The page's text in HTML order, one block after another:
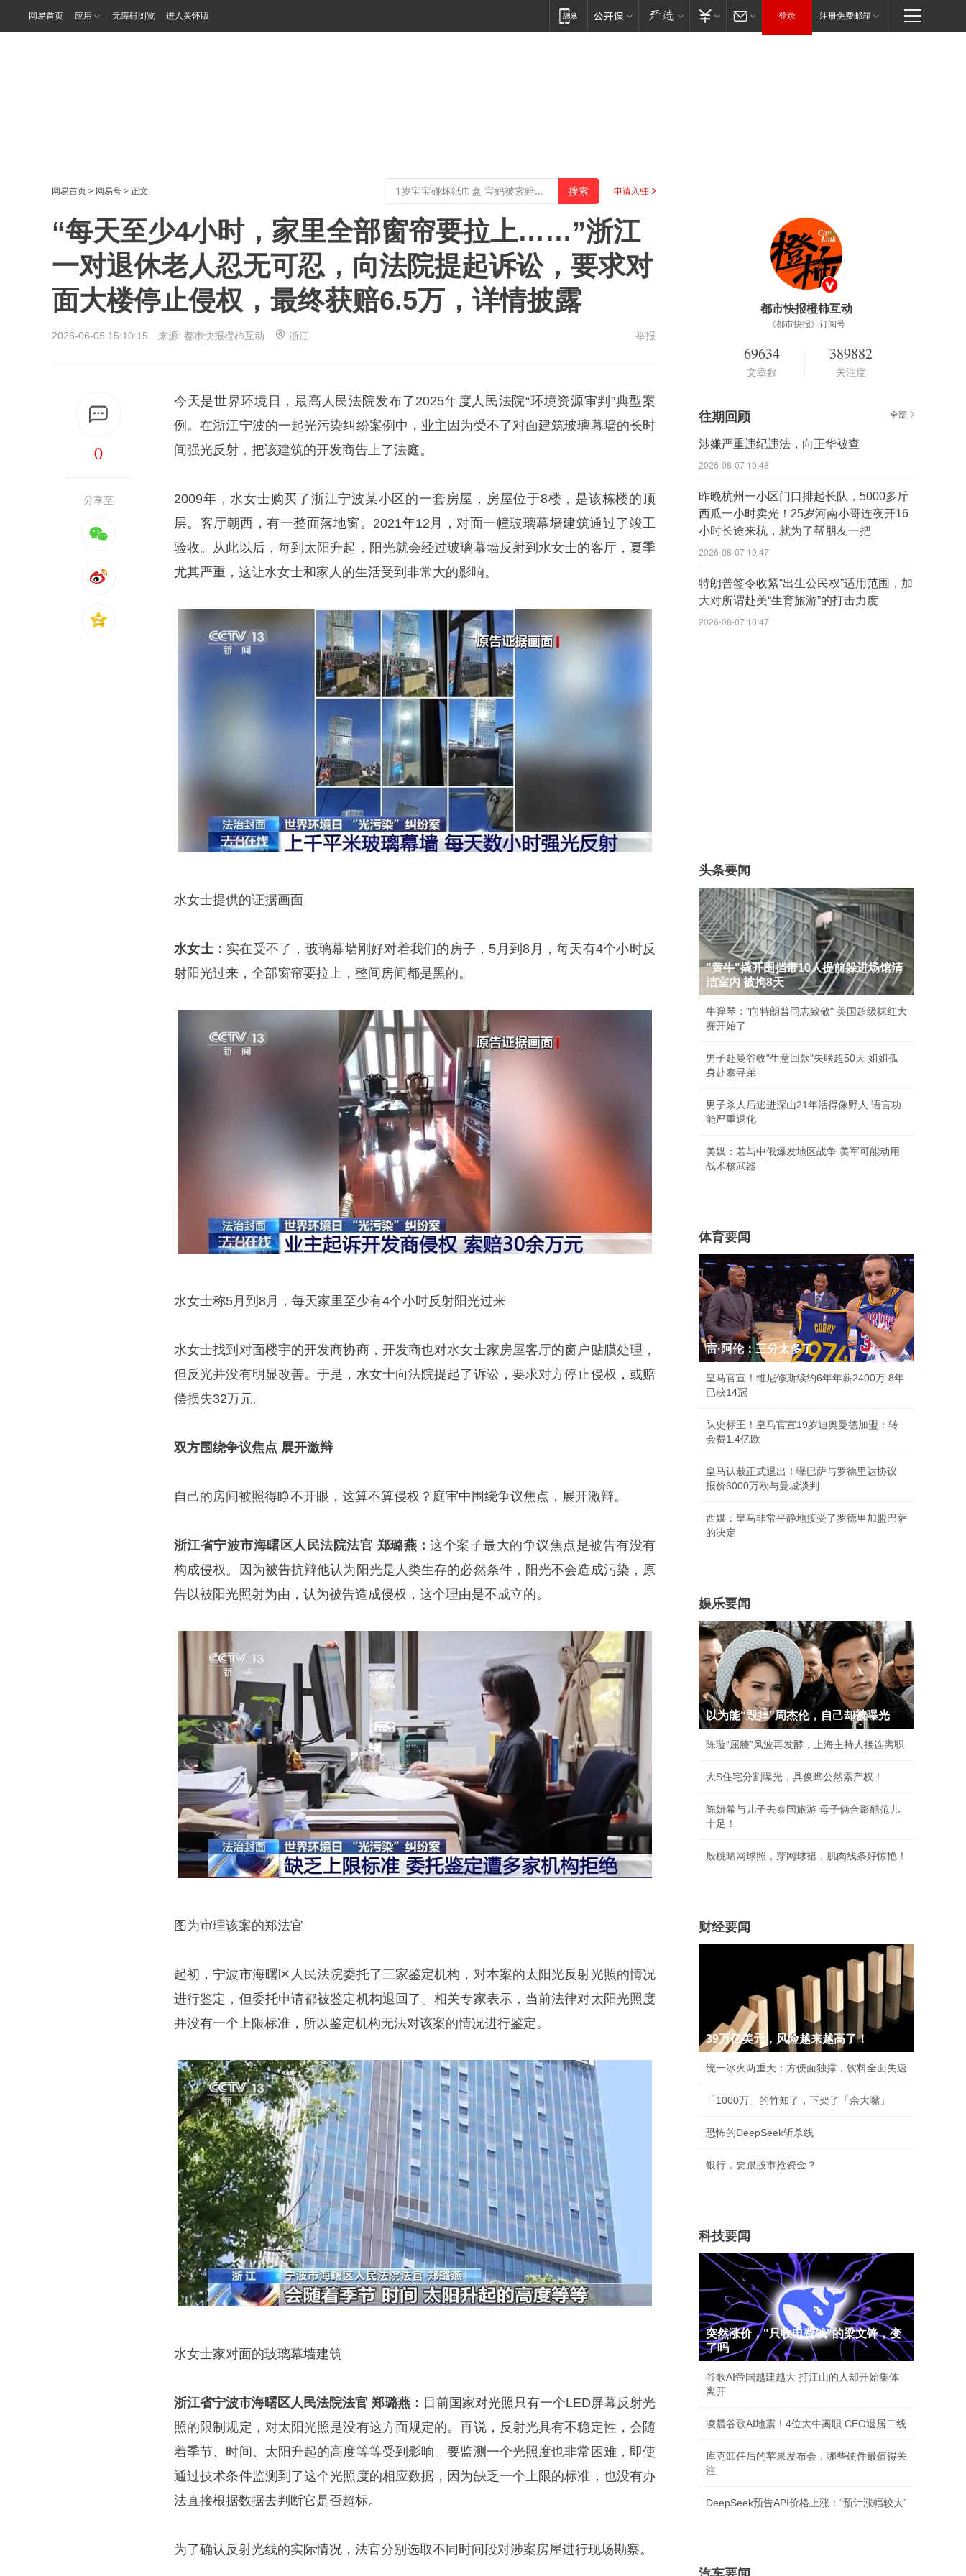
网易首页 应用 无障碍浏览 进入关怀版 登录 注册免费邮箱
网易首页 > 网易号 > 正文 申请入驻
“每天至少4小时，家里全部窗帘要拉上……”浙江
一对退休老人忍无可忍，向法院提起诉讼，要求对
面大楼停止侵权，最终获赔6.5万，详情披露
2026-06-05 15:10:15 来源: 都市快报橙柿互动 浙江 举报
0
分享至
今天是世界环境日，最高人民法院发布了2025年度人民法院“环境资源审判”典型案
例。在浙江宁波的一起光污染纠纷案例中，业主因为受不了对面建筑玻璃幕墙的长时
间强光反射，把该建筑的开发商告上了法庭。
2009年，水女士购买了浙江宁波某小区的一套房屋，房屋位于8楼，是该栋楼的顶
层。客厅朝西，有一整面落地窗。2021年12月，对面一幢玻璃幕墙建筑通过了竣工
验收。从此以后，每到太阳升起，阳光就会经过玻璃幕墙反射到水女士的客厅，夏季
尤其严重，这让水女士和家人的生活受到非常大的影响。
水女士提供的证据画面
水女士： 实在受不了，玻璃幕墙刚好对着我们的房子，5月到8月，每天有4个小时反
射阳光过来，全部窗帘要拉上，整间房间都是黑的。
水女士称5月到8月，每天家里至少有4个小时反射阳光过来
水女士找到对面楼宇的开发商协商，开发商也对水女士家房屋客厅的窗户贴膜处理，
但反光并没有明显改善。于是，水女士向法院提起了诉讼，要求对方停止侵权，或赔
偿损失32万元。
双方围绕争议焦点 展开激辩
自己的房间被照得睁不开眼，这算不算侵权？庭审中围绕争议焦点，展开激辩。
浙江省宁波市海曙区人民法院法官 郑璐燕：这个案子最大的争议焦点是被告有没有
构成侵权。因为被告抗辩他认为阳光是人类生存的必然条件，阳光不会造成污染，原
告以被阳光照射为由，认为被告造成侵权，这个理由是不成立的。
图为审理该案的郑法官
起初，宁波市海曙区人民法院委托了三家鉴定机构，对本案的太阳光反射光照的情况
进行鉴定，但委托申请都被鉴定机构退回了。相关专家表示，当前法律对太阳光照度
并没有一个上限标准，所以鉴定机构无法对该案的情况进行鉴定。
水女士家对面的玻璃幕墙建筑
浙江省宁波市海曙区人民法院法官 郑璐燕： 目前国家对光照只有一个LED屏幕反射光
照的限制规定，对太阳光照是没有这方面规定的。再说，反射光具有不稳定性，会随
着季节、时间、太阳升起的高度等等受到影响。要监测一个光照度也非常困难，即使
通过技术条件监测到了这个光照度的相应数据，因为缺乏一个上限的标准，也没有办
法直接根据数据去判断它是否超标。
为了确认反射光线的实际情况，法官分别选取不同时间段对涉案房屋进行现场勘察。
都市快报橙柿互动
《都市快报》订阅号
69634
文章数
389882
关注度
往期回顾 全部
涉嫌严重违纪违法，向正华被查
2026-08-07 10:48
昨晚杭州一小区门口排起长队，5000多斤
西瓜一小时卖光！25岁河南小哥连夜开16
小时长途来杭，就为了帮朋友一把
2026-08-07 10:47
特朗普签令收紧“出生公民权”适用范围，加
大对所谓赴美“生育旅游”的打击力度
2026-08-07 10:47
头条要闻
"黄牛"撬开围挡带10人提前躲进场馆清
洁室内 被拘8天
牛弹琴："向特朗普同志致敬" 美国超级抹红大
赛开始了
男子赴曼谷收"生意回款"失联超50天 姐姐孤
身赴泰寻弟
男子杀人后逃进深山21年活得像野人 语言功
能严重退化
美媒：若与中俄爆发地区战争 美军可能动用
战术核武器
体育要闻
雷·阿伦：三分太多了
皇马官宣！维尼修斯续约6年年薪2400万 8年
已获14冠
队史标王！皇马官宣19岁迪奥曼德加盟：转
会费1.4亿欧
皇马认栽正式退出！曝巴萨与罗德里达协议
报价6000万欧与曼城谈判
西媒：皇马非常平静地接受了罗德里加盟巴萨
的决定
娱乐要闻
以为能“毁掉”周杰伦，自己却被曝光
陈璇“屈膝”风波再发酵，上海主持人接连离职
大S住宅分割曝光，具俊晔公然索产权！
陈妍希与儿子去泰国旅游 母子俩合影酷范儿
十足！
殷桃晒网球照，穿网球裙，肌肉线条好惊艳！
财经要闻
39万亿美元，风险越来越高了！
统一冰火两重天：方便面独撑，饮料全面失速
「1000万」的竹知了，下架了「余大嘴」
恐怖的DeepSeek斩杀线
银行，要跟股市抢资金？
科技要闻
突然涨价，"只收电费钱"的梁文锋，变
了吗
谷歌AI帝国越建越大 打江山的人却开始集体
离开
凌晨谷歌AI地震！4位大牛离职 CEO退居二线
库克卸任后的苹果发布会，哪些硬件最值得关
注
DeepSeek预告API价格上涨：“预计涨幅较大”